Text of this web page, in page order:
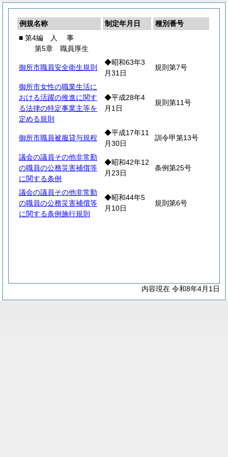
例規名称 制定年月日
種別番号
■ 第4編
人 事
第5章 職員厚生
御所市職員安全衛生規則
◆昭和63年3
月31日
規則第7号
御所市女性の職業生活に
おける活躍の推進に関す
る法律の特定事業主等を
定める規則
◆平成28年4
月1日
規則第11号
御所市職員被服貸与規程
◆平成17年11
月30日
訓令甲第13号
議会の議員その他非常勤
の職員の公務災害補償等
に関する条例
◆昭和42年12
月23日
条例第25号
議会の議員その他非常勤
の職員の公務災害補償等
に関する条例施行規則
◆昭和44年5
月10日
規則第6号
内容現在 令和8年4月1日